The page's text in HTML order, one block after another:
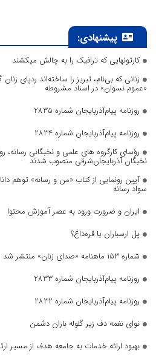
پیشنهادی:
کارتونهایی که ترافیک را به چالش میکشند
زنانی که بی‌نام، تبریز را ساخته‌اند ردپای زنان
«عموم نسوان» در اسناد مشروطه
روزنامه پیام‌آذربایجان شماره 2835
روزنامه پیام‌آذربایجان شماره 2834
رؤسای کارگروه های علمی و نخبگانی رسانه،
نخبگان آذربایجان‌شرقی منصوب شدند
آیین رونمایی از کتاب «من و رسانه» توهم
سواد رسانه
ایران و ضرورت ورود به عصر آموزش محتوا
پل ارسباران یا قره‌داغ؟
شماره ۱۵۳ ماهنامه «صدای زنان» منتشر شد
روزنامه پیام‌آذربایجان شماره 2833
روزنامه پیام‌آذربایجان شماره 2832
نوای نغمه دف زیر گلوله باران دشمن
بهبود ارائه خدمات به جامعه هدف از مسیر